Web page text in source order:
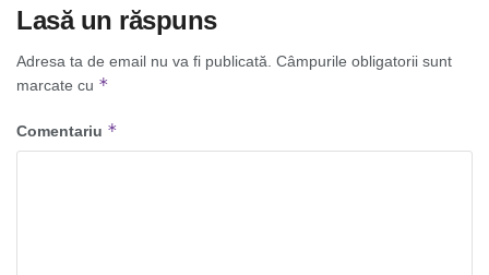
Lasă un răspuns
Adresa ta de email nu va fi publicată. Câmpurile obligatorii sunt
marcate cu *
Comentariu *